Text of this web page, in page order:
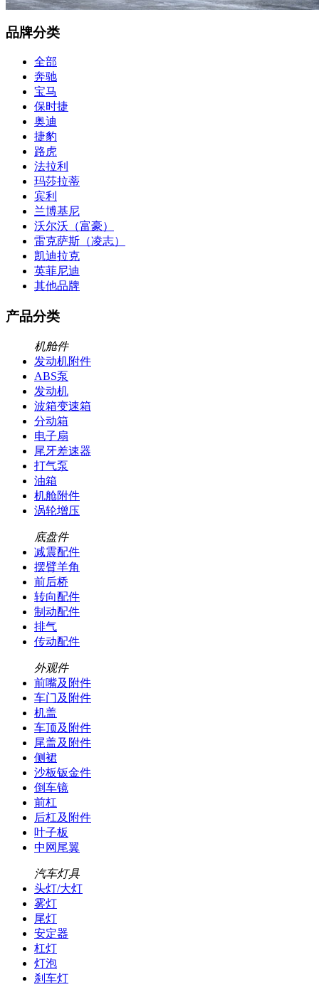
品牌分类
全部
奔驰
宝马
保时捷
奥迪
捷豹
路虎
法拉利
玛莎拉蒂
宾利
兰博基尼
沃尔沃（富豪）
雷克萨斯（凌志）
凯迪拉克
英菲尼迪
其他品牌
产品分类
机舱件
发动机附件
ABS泵
发动机
波箱变速箱
分动箱
电子扇
尾牙差速器
打气泵
油箱
机舱附件
涡轮增压
底盘件
减震配件
摆臂羊角
前后桥
转向配件
制动配件
排气
传动配件
外观件
前嘴及附件
车门及附件
机盖
车顶及附件
尾盖及附件
侧裙
沙板钣金件
倒车镜
前杠
后杠及附件
叶子板
中网尾翼
汽车灯具
头灯/大灯
雾灯
尾灯
安定器
杠灯
灯泡
刹车灯